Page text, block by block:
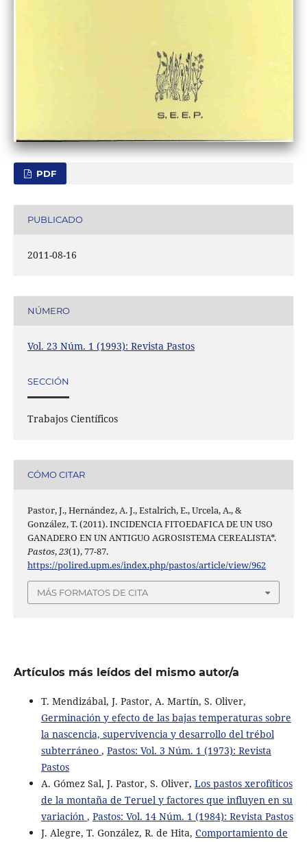
PDF
PUBLICADO
2011-08-16
NÚMERO
Vol. 23 Núm. 1 (1993): Revista Pastos
SECCIÓN
Trabajos Científicos
CÓMO CITAR
Pastor, J., Hernández, A. J., Estalrich, E., Urcela, A., &
González, T. (2011). INCIDENCIA FITOEDAFICA DE UN USO
GANADERO EN UN ANTIGUO AGROSISTEMA CEREALISTA*.
Pastos,23(1), 77-87.
https://polired.upm.es/index.php/pastos/article/view/962
MÁS FORMATOS DE CITA
Artículos más leídos del mismo autor/a
T. Mendizábal, J. Pastor, A. Martín, S. Oliver,
Germinación y efecto de las bajas temperaturas sobre
la nascencia, supervivencia y desarrollo del trébol
subterráneo , Pastos: Vol. 3 Núm. 1 (1973): Revista
Pastos
A. Gómez Sal, J. Pastor, S. Oliver, Los pastos xerofíticos
de la montaña de Teruel y factores que influyen en su
variación , Pastos: Vol. 14 Núm. 1 (1984): Revista Pastos
J. Alegre, T. González, R. de Hita, Comportamiento de